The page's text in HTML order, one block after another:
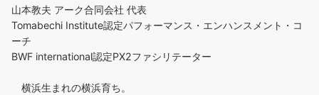
山本教夫 アーク合同会社 代表
Tomabechi Institute認定パフォーマンス・エンハンスメント・コ
ーチ
BWF international認定PX2ファシリテーター
横浜生まれの横浜育ち。